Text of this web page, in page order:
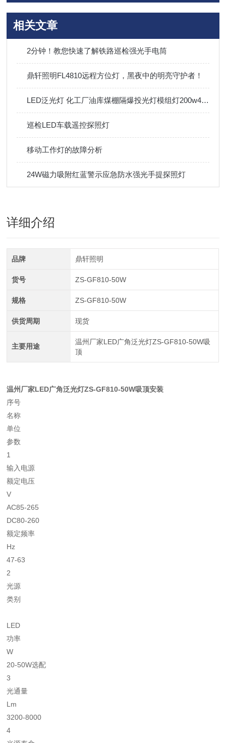
相关文章
2分钟！教您快速了解铁路巡检强光手电筒
鼎轩照明FL4810远程方位灯，黑夜中的明亮守护者！
LED泛光灯 化工厂油库煤棚隔爆投光灯模组灯200w400w
巡检LED车载遥控探照灯
移动工作灯的故障分析
24W磁力吸附红蓝警示应急防水强光手提探照灯
详细介绍
品牌 鼎轩照明
货号 ZS-GF810-50W
规格 ZS-GF810-50W
供货周期 现货
主要用途
温州厂家LED广角泛光灯ZS-GF810-50W吸
顶
温州厂家LED广角泛光灯ZS-GF810-50W吸顶安装
序号
名称
单位
参数
1
输入电源
额定电压
V
AC85-265
DC80-260
额定频率
Hz
47-63
2
光源
类别
LED
功率
W
20-50W选配
3
光通量
Lm
3200-8000
4